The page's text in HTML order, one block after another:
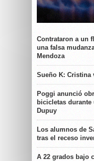
Contrataron a un
una falsa
Mendoza
Sueño K: Cristina
Poggi anunció
bicicletas
Dupuy
Los alumnos de
tras el receso
A 22 grados bajo